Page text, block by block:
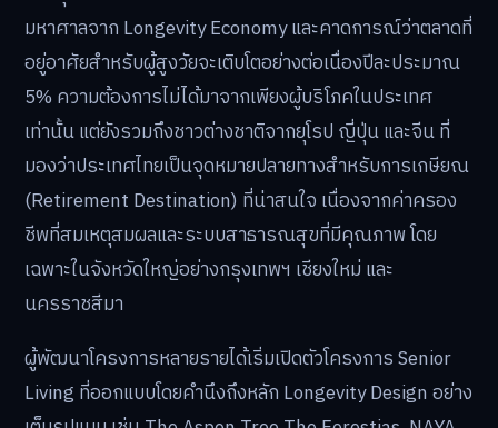
มหาศาลจาก Longevity Economy และคาดการณ์ว่าตลาดที่
อยู่อาศัยสำหรับผู้สูงวัยจะเติบโตอย่างต่อเนื่องปีละประมาณ
5% ความต้องการไม่ได้มาจากเพียงผู้บริโภคในประเทศ
เท่านั้น แต่ยังรวมถึงชาวต่างชาติจากยุโรป ญี่ปุ่น และจีน ที่
มองว่าประเทศไทยเป็นจุดหมายปลายทางสำหรับการเกษียณ
(Retirement Destination) ที่น่าสนใจ เนื่องจากค่าครอง
ชีพที่สมเหตุสมผลและระบบสาธารณสุขที่มีคุณภาพ โดย
เฉพาะในจังหวัดใหญ่อย่างกรุงเทพฯ เชียงใหม่ และ
นครราชสีมา
ผู้พัฒนาโครงการหลายรายได้เริ่มเปิดตัวโครงการ Senior
Living ที่ออกแบบโดยคำนึงถึงหลัก Longevity Design อย่าง